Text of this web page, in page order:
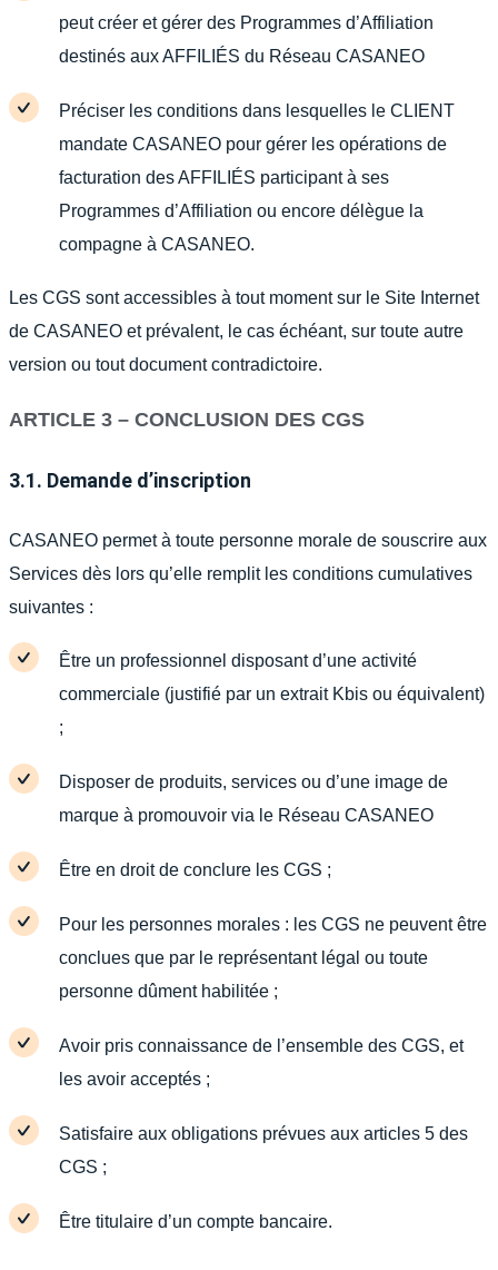
peut créer et gérer des Programmes d’Affiliation
destinés aux AFFILIÉS du Réseau CASANEO
Préciser les conditions dans lesquelles le CLIENT
mandate CASANEO pour gérer les opérations de
facturation des AFFILIÉS participant à ses
Programmes d’Affiliation ou encore délègue la
compagne à CASANEO.
Les CGS sont accessibles à tout moment sur le Site Internet
de CASANEO et prévalent, le cas échéant, sur toute autre
version ou tout document contradictoire.
ARTICLE 3 – CONCLUSION DES CGS
3.1. Demande d’inscription
CASANEO permet à toute personne morale de souscrire aux
Services dès lors qu’elle remplit les conditions cumulatives
suivantes :
Être un professionnel disposant d’une activité
commerciale (justifié par un extrait Kbis ou équivalent)
;
Disposer de produits, services ou d’une image de
marque à promouvoir via le Réseau CASANEO
Être en droit de conclure les CGS ;
Pour les personnes morales : les CGS ne peuvent être
conclues que par le représentant légal ou toute
personne dûment habilitée ;
Avoir pris connaissance de l’ensemble des CGS, et
les avoir acceptés ;
Satisfaire aux obligations prévues aux articles 5 des
CGS ;
Être titulaire d’un compte bancaire.